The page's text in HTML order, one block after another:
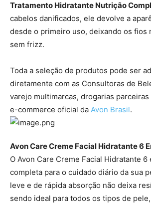
Tratamento Hidratante Nutrição
cabelos danificados, ele devolve a
desde o primeiro uso, deixando os fios
sem frizz.
Toda a seleção de produtos pode ser
diretamente com as Consultoras de
varejo multimarcas, drogarias
e-commerce oficial da Avon Brasil.
Avon Care Creme Facial Hidratante 6
O Avon Care Creme Facial Hidratante 6
completa para o cuidado diário da sua
leve e de rápida absorção não deixa
sendo ideal para todos os tipos de